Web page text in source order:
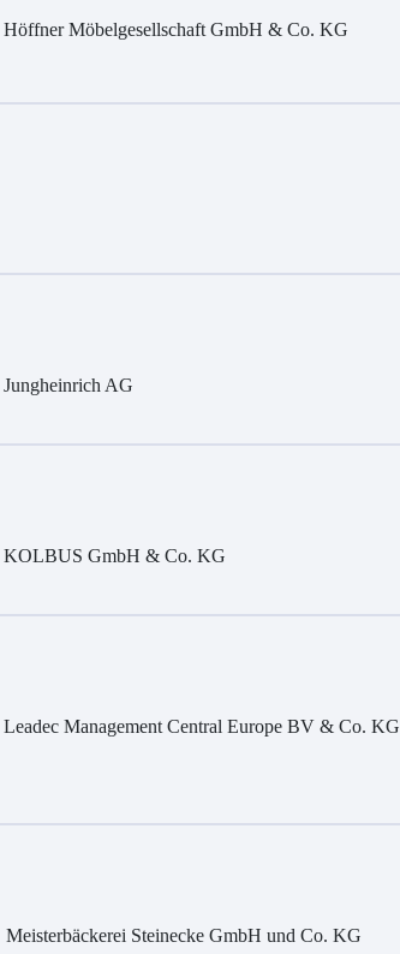
Höffner Möbelgesellschaft GmbH & Co. KG
Jungheinrich AG
KOLBUS GmbH & Co. KG
Leadec Management Central Europe BV & Co. KG
Meisterbäckerei Steinecke GmbH und Co. KG